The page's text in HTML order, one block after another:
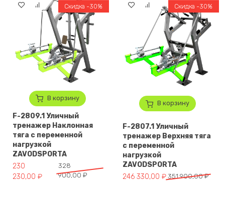
В корзину
Скидка -30%
F-2809.1 Уличный
тренажер Наклонная
тяга с переменной
нагрузкой
ZAVODSPORTA
328
900,00 ₽
Первоначальная цена составляла 328 900,00 ₽.
230
230,00 ₽
Текущая цена: 230 230,00 ₽.
В корзину
Скидка -30%
F-2807.1 Уличный
тренажер Верхняя тяга
с переменной
нагрузкой
ZAVODSPORTA
351 900,00₽
Первоначальная цена
246 330,00 ₽
Текущая цена: 246 330,00 ₽.